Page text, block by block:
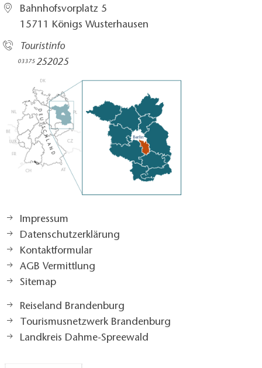
Bahnhofsvorplatz 5​
15711 Königs Wusterhausen
Touristinfo
03375252025​
Impressum
Datenschutzerklärung
Kontaktformular
AGB Vermittlung
Sitemap
Reiseland Brandenburg
Tourismusnetzwerk Brandenburg
Landkreis Dahme-Spreewald